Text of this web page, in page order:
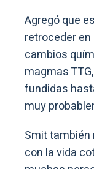
Agregó que
retroceder
cambios
magmas
fundidas
muy
Smit
con la vida